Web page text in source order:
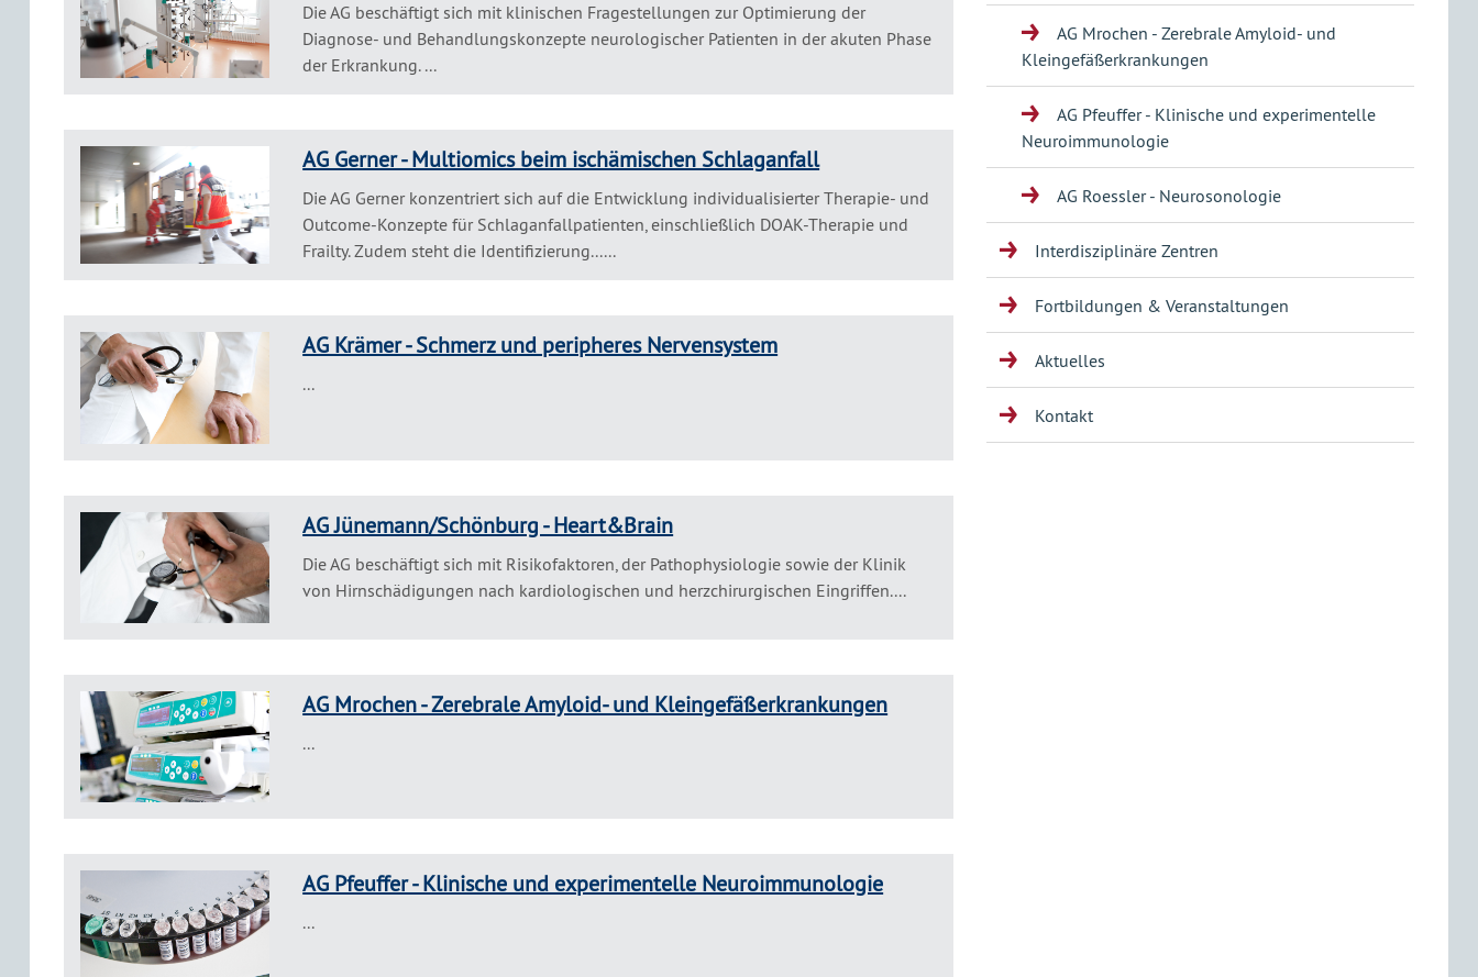
Die AG beschäftigt sich mit klinischen Fragestellungen zur Optimierung der
Diagnose- und Behandlungskonzepte neurologischer Patienten in der akuten Phase
der Erkrankung. ...
AG Gerner - Multiomics beim ischämischen Schlaganfall
Die AG Gerner konzentriert sich auf die Entwicklung individualisierter Therapie- und
Outcome-Konzepte für Schlaganfallpatienten, einschließlich DOAK-Therapie und
Frailty. Zudem steht die Identifizierung......
AG Krämer - Schmerz und peripheres Nervensystem
...
AG Jünemann/Schönburg - Heart&Brain
Die AG beschäftigt sich mit Risikofaktoren, der Pathophysiologie sowie der Klinik
von Hirnschädigungen nach kardiologischen und herzchirurgischen Eingriffen....
AG Mrochen - Zerebrale Amyloid- und Kleingefäßerkrankungen
...
AG Pfeuffer - Klinische und experimentelle Neuroimmunologie
...
AG Mrochen - Zerebrale Amyloid- und
Kleingefäßerkrankungen
AG Pfeuffer - Klinische und experimentelle
Neuroimmunologie
AG Roessler - Neurosonologie
Interdisziplinäre Zentren
Fortbildungen & Veranstaltungen
Aktuelles
Kontakt